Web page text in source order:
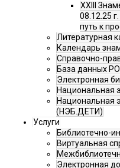
XXIII
08.12.25
путь к
Литературная
Календарь
Справочно-
База данных
Электронная
Национальная
Национальная
(НЭБ.ДЕТИ)
Услуги
Библиотечно-
Виртуальная
Электронная